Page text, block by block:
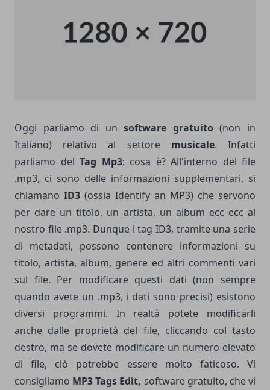
Oggi parliamo di un software gratuito (non in
Italiano) relativo al settore musicale. Infatti
parliamo del Tag Mp3: cosa è? All'interno del file
.mp3, ci sono delle informazioni supplementari, si
chiamano ID3 (ossia Identify an MP3) che servono
per dare un titolo, un artista, un album ecc ecc al
nostro file .mp3. Dunque i tag ID3, tramite una serie
di metadati, possono contenere informazioni su
titolo, artista, album, genere ed altri commenti vari
sul file. Per modificare questi dati (non sempre
quando avete un .mp3, i dati sono precisi) esistono
diversi programmi. In realtà potete modificarli
anche dalle proprietà del file, cliccando col tasto
destro, ma se dovete modificare un numero elevato
di file, ciò potrebbe essere molto faticoso. Vi
consigliamo MP3 Tags Edit, software gratuito, che vi